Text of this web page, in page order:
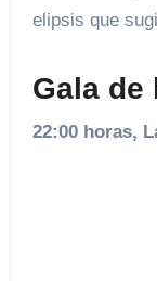
elipsis que
Gala de
22:00 horas,